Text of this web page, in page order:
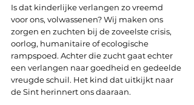
Is dat kinderlijke verlangen zo vreemd
voor ons, volwassenen? Wij maken ons
zorgen en zuchten bij de zoveelste crisis,
oorlog, humanitaire of ecologische
rampspoed. Achter die zucht gaat echter
een verlangen naar goedheid en gedeelde
vreugde schuil. Het kind dat uitkijkt naar
de Sint herinnert ons daaraan.